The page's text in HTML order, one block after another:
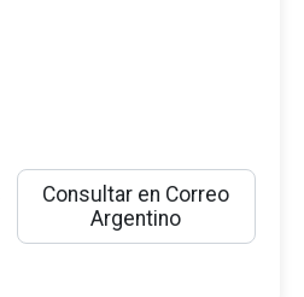
Consultar en Correo
Argentino